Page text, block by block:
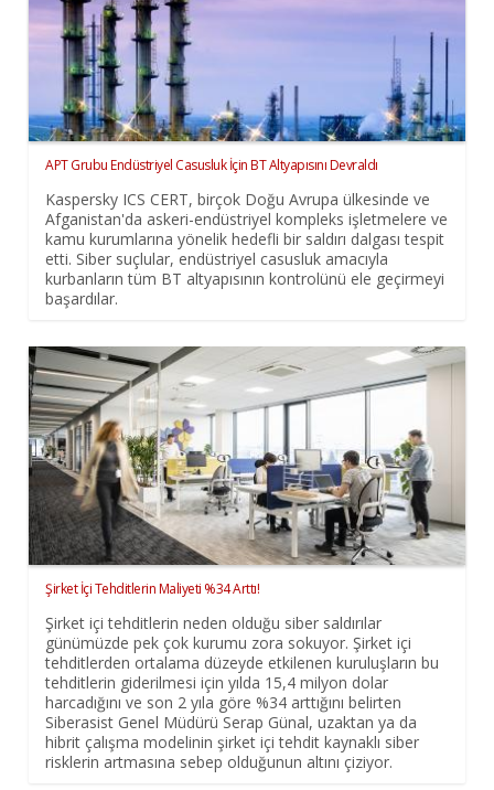
APT Grubu Endüstriyel Casusluk İçin BT Altyapısını Devraldı
Kaspersky ICS CERT, birçok Doğu Avrupa ülkesinde ve
Afganistan'da askeri-endüstriyel kompleks işletmelere ve
kamu kurumlarına yönelik hedefli bir saldırı dalgası tespit
etti. Siber suçlular, endüstriyel casusluk amacıyla
kurbanların tüm BT altyapısının kontrolünü ele geçirmeyi
başardılar.
Şirket İçi Tehditlerin Maliyeti %34 Arttı!
Şirket içi tehditlerin neden olduğu siber saldırılar
günümüzde pek çok kurumu zora sokuyor. Şirket içi
tehditlerden ortalama düzeyde etkilenen kuruluşların bu
tehditlerin giderilmesi için yılda 15,4 milyon dolar
harcadığını ve son 2 yıla göre %34 arttığını belirten
Siberasist Genel Müdürü Serap Günal, uzaktan ya da
hibrit çalışma modelinin şirket içi tehdit kaynaklı siber
risklerin artmasına sebep olduğunun altını çiziyor.